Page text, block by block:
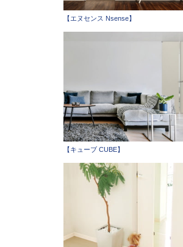
【エヌセンス Nsense】
【キューブ CUBE】